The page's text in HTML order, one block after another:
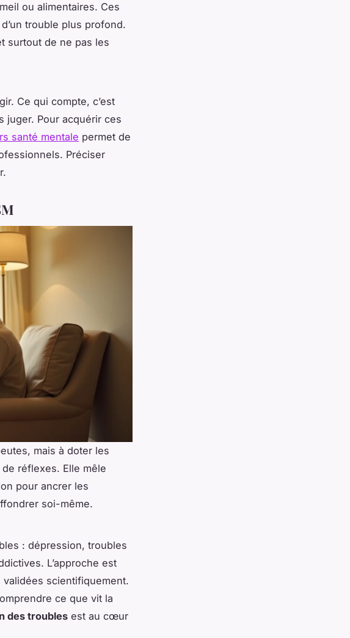
ou alimentaires. Ces
trouble plus profond.
surtout de ne pas les
Ce qui compte, c’est
juger. Pour acquérir ces
santé mentale permet de
Préciser
mais à doter les
réflexes. Elle mêle
pour ancrer les
soi-même.
: dépression, troubles
L’approche est
validées scientifiquement.
ce que vit la
des troubles est au cœur